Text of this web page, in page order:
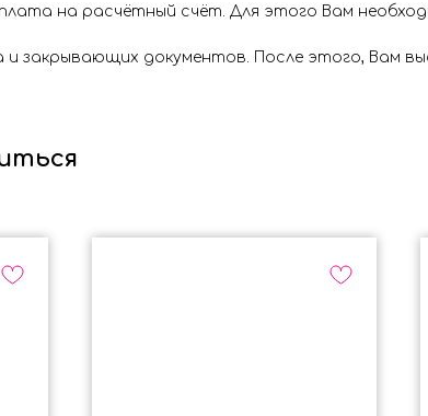
на расчётный счёт. Для этого Вам
и закрывающих документов. После этого, Вам